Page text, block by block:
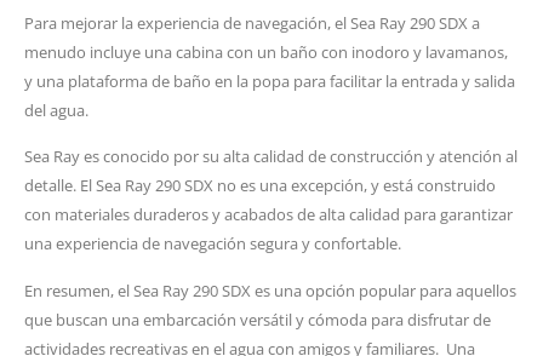
Para mejorar la experiencia de navegación, el Sea Ray 290 SDX a
menudo incluye una cabina con un baño con inodoro y lavamanos,
y una plataforma de baño en la popa para facilitar la entrada y salida
del agua.
Sea Ray es conocido por su alta calidad de construcción y atención al
detalle. El Sea Ray 290 SDX no es una excepción, y está construido
con materiales duraderos y acabados de alta calidad para garantizar
una experiencia de navegación segura y confortable.
En resumen, el Sea Ray 290 SDX es una opción popular para aquellos
que buscan una embarcación versátil y cómoda para disfrutar de
actividades recreativas en el agua con amigos y familiares. Una